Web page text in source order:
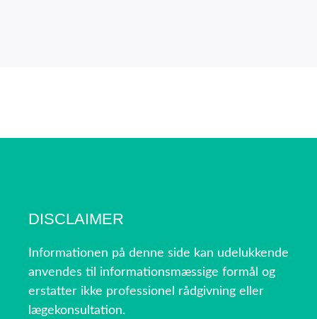
DISCLAIMER
Informationen på denne side kan udelukkende
anvendes til informationsmæssige formål og
erstatter ikke professionel rådgivning eller
lægekonsultation.